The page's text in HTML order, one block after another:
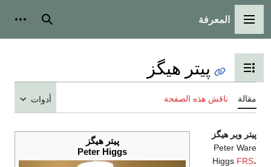
القائمة الرئيسية
المعرفة بحث
تبديل عرض جدول المحتويات
پيتر هيگز
مقالة ناقش هذه الصفحة أدوات
پيتر هيگز
Peter Higgs
پيتر وير هيگز
Peter Ware
Higgs FRS،